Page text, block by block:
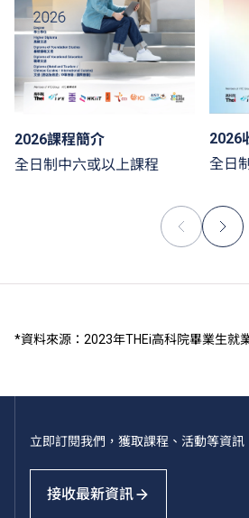
2026課程簡介
全日制中六或以上課程
2026
全日
*資料來源：2023年THEi高科院畢業生就
立即訂閱我們，獲取課程、活動等資訊
接收最新資訊